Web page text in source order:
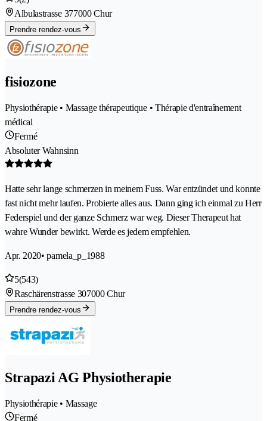
Albulastrasse 377000 Chur
Prendre rendez-vous
fisiozone
Physiothérapie • Massage thérapeutique • Thérapie d'entraînement
médical
Fermé
Absoluter Wahnsinn
Hatte sehr lange schmerzen in meinem Fuss. War entzündet und konnte
fast nicht mehr laufen. Probierte alles aus. Dann ging ich einmal zu Herr
Federspiel und der ganze Schmerz war weg. Dieser Therapeut hat
wahre Wunder bewirkt. Werde es jedem empfehlen.
Apr. 2020• pamela_p_1988
5(543)
Raschärenstrasse 307000 Chur
Prendre rendez-vous
Strapazi AG Physiotherapie
Physiothérapie • Massage
Fermé